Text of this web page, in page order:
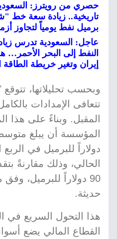
حصري من رويترز:
برميل نفط يومياً لتجاوز
عاجل: السعودية تدرس
النفط إلى البحر
إيران وتغير خريطة الطاقة
وبحسب تحليلاتها،
تتعافى الإمدادات
المقبل. وبناءً على هذا
دولاراً للبرميل في الربع
الحالي، وذلك مقارنةً
90 دولاراً للبرميل،
حديثة.
هذا التحول السريع في
القطاع المالي يضع